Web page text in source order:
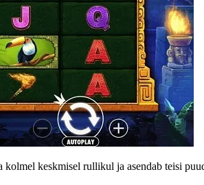
kolmel keskmisel rullikul ja asendab teisi